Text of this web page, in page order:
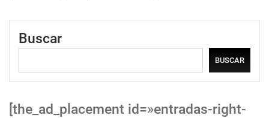
Buscar
BUSCAR
[the_ad_placement id=»entradas-right-